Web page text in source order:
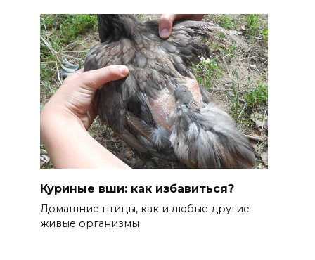
Куриные вши: как избавиться?
Домашние птицы, как и любые другие
живые организмы